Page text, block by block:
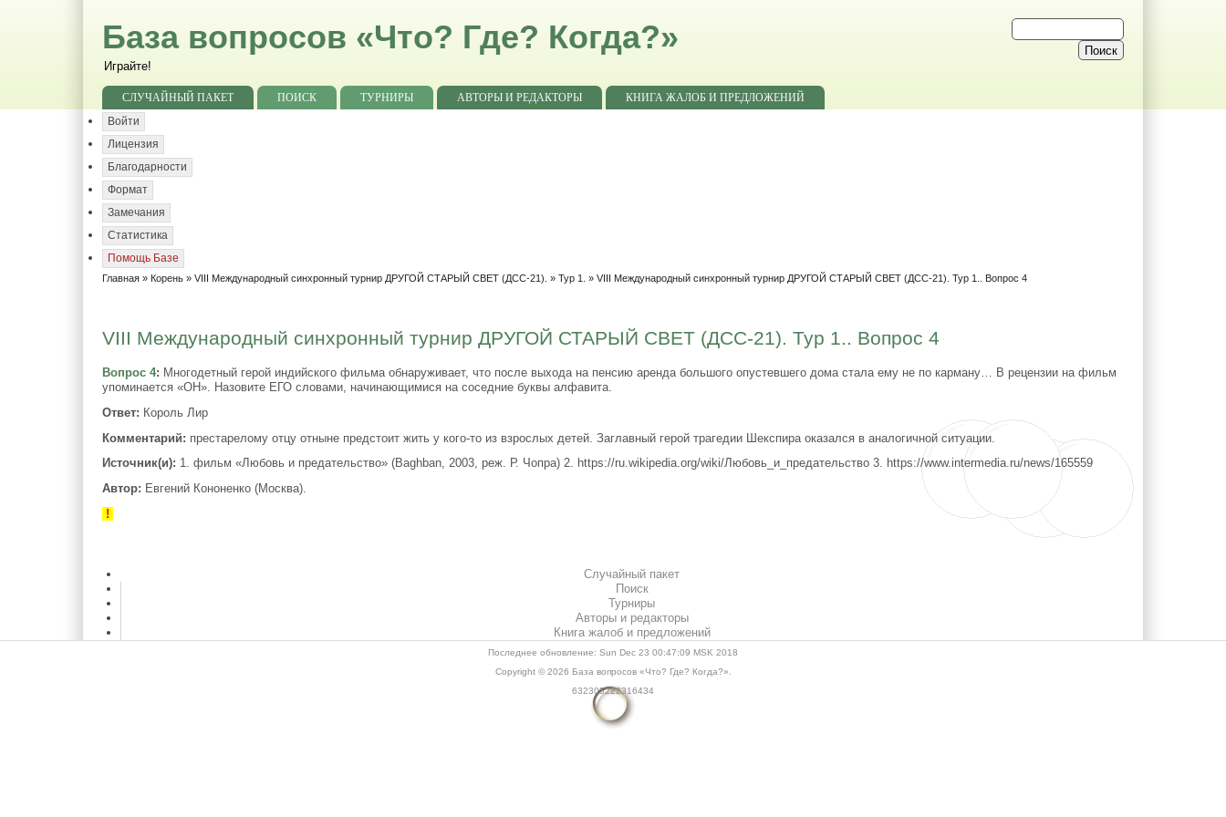
База вопросов «Что? Где? Когда?»
Играйте!
СЛУЧАЙНЫЙ ПАКЕТ ПОИСК ТУРНИРЫ АВТОРЫ И РЕДАКТОРЫ
КНИГА ЖАЛОБ И ПРЕДЛОЖЕНИЙ
Войти
Лицензия
Благодарности
Формат
Замечания
Статистика
Помощь Базе
Главная » Корень »VIII Международный синхронный турнир ДРУГОЙ СТАРЫЙ СВЕТ (ДСС-21). »Тур 1. » VIII Международный синхронный турнир ДРУГОЙ СТАРЫЙ СВЕТ (ДСС-21). Тур 1.. Вопрос 4
VIII Международный синхронный турнир ДРУГОЙ СТАРЫЙ СВЕТ (ДСС-21). Тур 1.. Вопрос 4
Вопрос 4: Многодетный герой индийского фильма обнаруживает, что после выхода на пенсию аренда большого опустевшего дома стала ему не по карману… В рецензии на фильм
упоминается «ОН». Назовите ЕГО словами, начинающимися на соседние буквы алфавита.
Ответ: Король Лир
Комментарий: престарелому отцу отныне предстоит жить у кого-то из взрослых детей. Заглавный герой трагедии Шекспира оказался в аналогичной ситуации.
Источник(и): 1. фильм «Любовь и предательство» (Baghban, 2003, реж. Р. Чопра) 2. https://ru.wikipedia.org/wiki/Любовь_и_предательство 3. https://www.intermedia.ru/news/165559
Автор: Евгений Кононенко (Москва).
!
Случайный пакет
Поиск
Турниры
Авторы и редакторы
Книга жалоб и предложений
Последнее обновление: Sun Dec 23 00:47:09 MSK 2018
Copyright © 2026 База вопросов «Что? Где? Когда?».
632305222316434